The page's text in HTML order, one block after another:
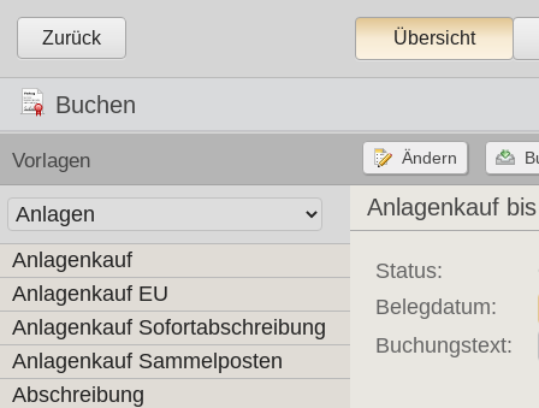
Zurück Übersicht
Buchen
Vorlagen
Anlagenkauf
Anlagenkauf EU
Anlagenkauf Sofortabschreibung
Anlagenkauf Sammelposten
Abschreibung
Anlagenkauf
Status:
Belegdatum:
Buchungstext: